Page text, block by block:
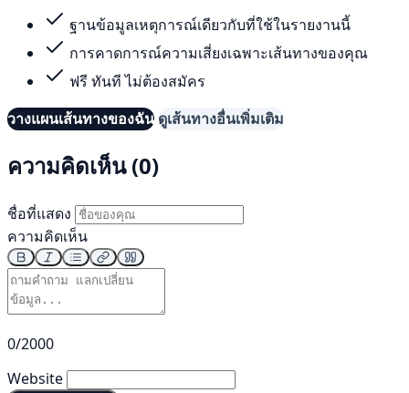
ฐานข้อมูลเหตุการณ์เดียวกับที่ใช้ในรายงานนี้
การคาดการณ์ความเสี่ยงเฉพาะเส้นทางของคุณ
ฟรี ทันที ไม่ต้องสมัคร
วางแผนเส้นทางของฉัน ดูเส้นทางอื่นเพิ่มเติม
ความคิดเห็น (0)
ชื่อที่แสดง
ความคิดเห็น
0/2000
Website